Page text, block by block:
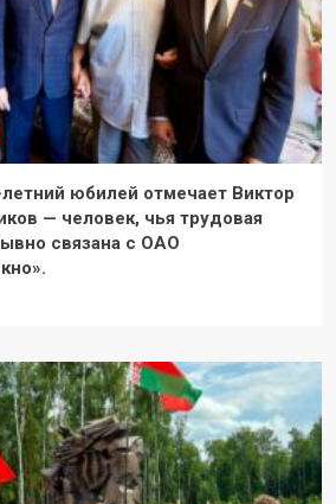
летний юбилей отмечает Виктор
— человек, чья трудовая
связана с ОАО